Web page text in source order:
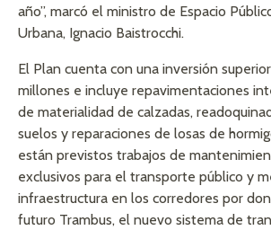
año”, marcó el ministro de Espacio
Urbana, Ignacio Baistrocchi.
El Plan cuenta con una inversión
millones e incluye repavimentaciones
de materialidad de calzadas,
suelos y reparaciones de losas de
están previstos trabajos de
exclusivos para el transporte público y
infraestructura en los corredores por
futuro Trambus, el nuevo sistema de